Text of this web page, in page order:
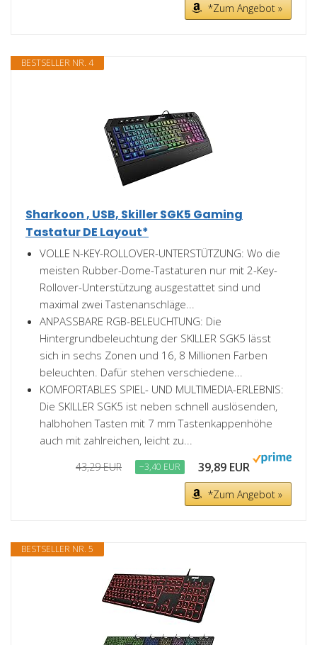
*Zum Angebot »
BESTSELLER NR. 4
Sharkoon , USB, Skiller SGK5 Gaming
Tastatur DE Layout*
VOLLE N-KEY-ROLLOVER-UNTERSTÜTZUNG: Wo die
meisten Rubber-Dome-Tastaturen nur mit 2-Key-
Rollover-Unterstützung ausgestattet sind und
maximal zwei Tastenanschläge...
ANPASSBARE RGB-BELEUCHTUNG: Die
Hintergrundbeleuchtung der SKILLER SGK5 lässt
sich in sechs Zonen und 16, 8 Millionen Farben
beleuchten. Dafür stehen verschiedene...
KOMFORTABLES SPIEL- UND MULTIMEDIA-ERLEBNIS:
Die SKILLER SGK5 ist neben schnell auslösenden,
halbhohen Tasten mit 7 mm Tastenkappenhöhe
auch mit zahlreichen, leicht zu...
43,29 EUR −3,40 EUR 39,89 EUR
*Zum Angebot »
BESTSELLER NR. 5